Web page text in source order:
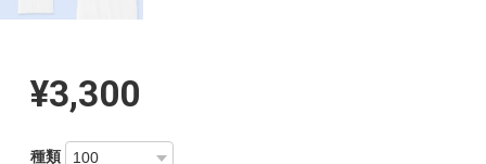
¥3,300
種類